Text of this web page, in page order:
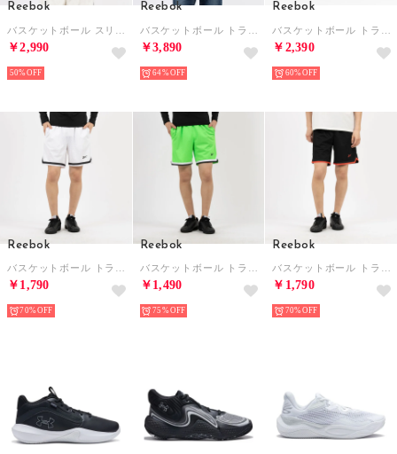
Reebok
￥2,990
50%
Reebok
￥3,890
64%
Reebok
￥2,390
60%
Reebok
￥1,790
70%
Reebok
￥1,490
75%
Reebok
￥1,790
70%